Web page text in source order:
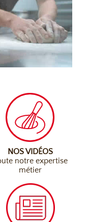
NOS VIDÉOS
notre expertise
métier